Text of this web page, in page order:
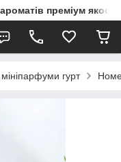
преміум
гурт